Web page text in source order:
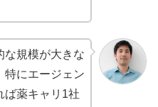
な規模が大きな
特にエージェン
ば薬キャリ1社